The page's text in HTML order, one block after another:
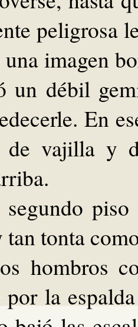
peligrosa
imagen
un débil
En
de vajilla y
tonta
hombros
la